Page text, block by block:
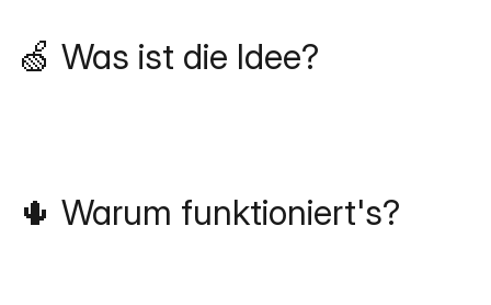
🍏 Was ist die Idee?
🌵 Warum funktioniert's?